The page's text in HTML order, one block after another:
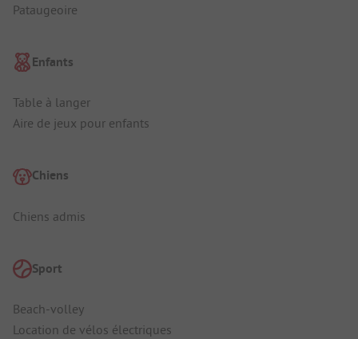
Pataugeoire
Enfants
Table à langer
Aire de jeux pour enfants
Chiens
Chiens admis
Sport
Beach-volley
Location de vélos électriques